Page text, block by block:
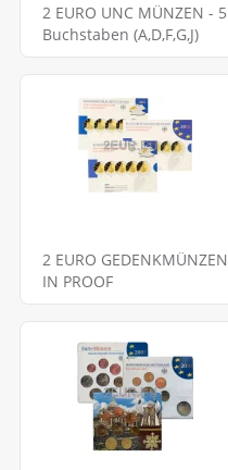
2 EURO UNC MÜNZEN - 5
Buchstaben (A,D,F,G,J)
2 EURO GEDENKMÜNZEN
IN PROOF